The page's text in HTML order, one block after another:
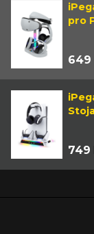
pro
649
749